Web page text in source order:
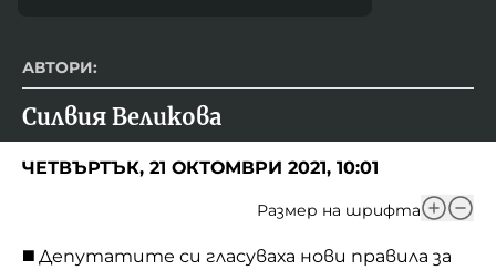
АВТОРИ:
Силвия Великова
ЧЕТВЪРТЪК, 21 ОКТОМВРИ 2021, 10:01
Размер на шрифта
◼️ Депутатите си гласуваха нови правила за